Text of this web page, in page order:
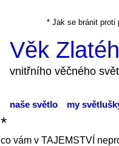
* Jak se bránit proti
Věk
vnitřního věčného
naše světlo my
*
co vám v TAJEMSTVÍ